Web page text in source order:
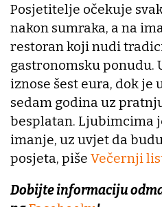
Posjetitelje očekuje
nakon sumraka, a na
restoran koji nudi
gastronomsku ponudu.
iznose šest eura, dok je
sedam godina uz
besplatan. Ljubimcima
imanje, uz uvjet da
posjeta, piše Večernji
Dobijte informaciju